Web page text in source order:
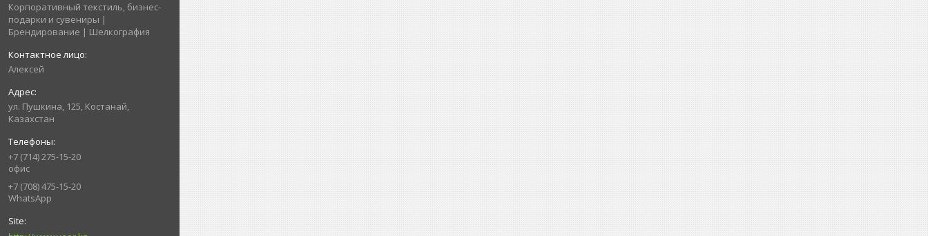
Корпоративный текстиль, бизнес-
подарки и сувениры |
Брендирование | Шелкография
Алексей
ул. Пушкина, 125, Костанай,
Казахстан
+7 (714) 275-15-20
офис
+7 (708) 475-15-20
WhatsApp